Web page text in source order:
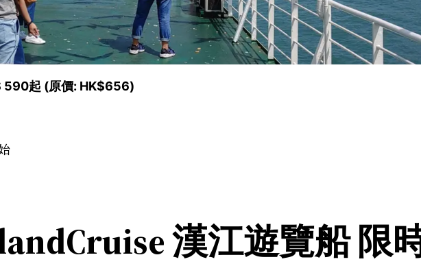
590起 (原價: HK$656)
漢江遊覽船 限